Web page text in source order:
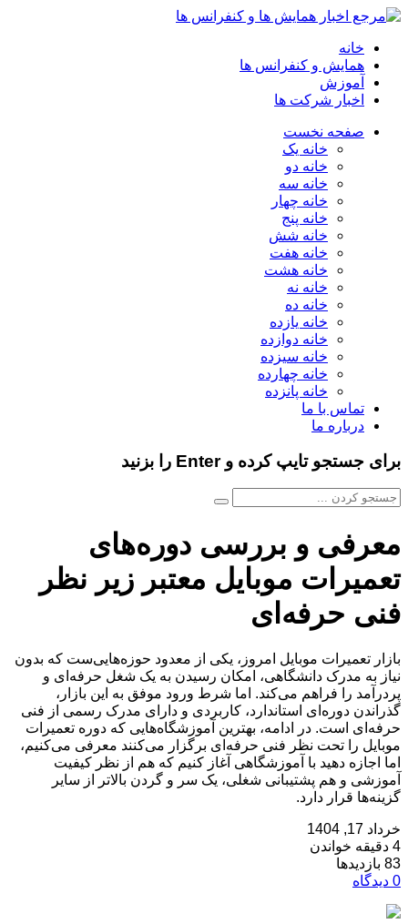
خانه
همایش و کنفرانس ها
آموزش
اخبار شرکت ها
صفحه نخست
خانه یک
خانه دو
خانه سه
خانه چهار
خانه پنج
خانه شش
خانه هفت
خانه هشت
خانه نه
خانه ده
خانه یازده
خانه دوازده
خانه سیزده
خانه چهارده
خانه پانزده
تماس با ما
درباره ما
برای جستجو تایپ کرده و Enter را بزنید
معرفی و بررسی دوره‌های
تعمیرات موبایل معتبر زیر نظر
فنی حرفه‌ای
بازار تعمیرات موبایل امروز، یکی از معدود حوزه‌هایی‌ست که بدون
نیاز به مدرک دانشگاهی، امکان رسیدن به یک شغل حرفه‌ای و
پردرآمد را فراهم می‌کند. اما شرط ورود موفق به این بازار،
گذراندن دوره‌ای استاندارد، کاربردی و دارای مدرک رسمی از فنی
حرفه‌ای است. در ادامه، بهترین آموزشگاه‌هایی که دوره تعمیرات
موبایل را تحت نظر فنی حرفه‌ای برگزار می‌کنند معرفی می‌کنیم،
اما اجازه دهید با آموزشگاهی آغاز کنیم که هم از نظر کیفیت
آموزشی و هم پشتیبانی شغلی، یک سر و گردن بالاتر از سایر
گزینه‌ها قرار دارد.
خرداد 17, 1404
4 دقیقه خواندن
83 بازدیدها
0 دیدگاه